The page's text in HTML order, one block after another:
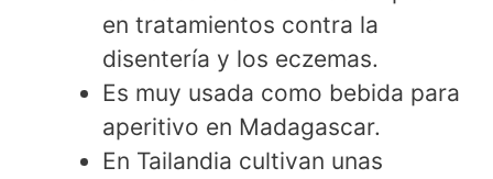
en tratamientos contra la
disentería y los eczemas.
Es muy usada como bebida para
aperitivo en Madagascar.
En Tailandia cultivan unas